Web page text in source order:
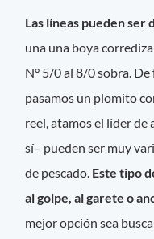
Las líneas pueden ser
una una boya
N° 5/0 al 8/0 sobra.
pasamos un plomito
reel, atamos el líder de
sí– pueden ser muy
de pescado. Este tipo
al golpe, al garete o
mejor opción sea